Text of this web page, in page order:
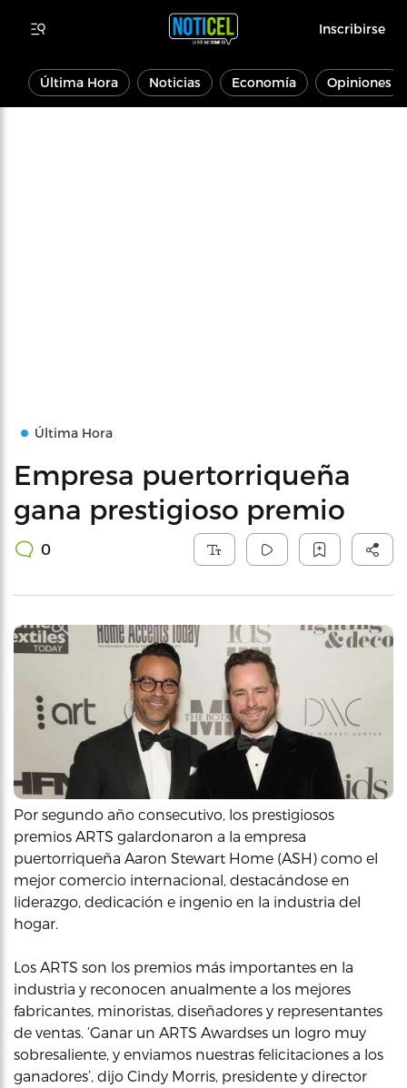
Inscribirse
Última Hora Noticias Economía Opiniones
Última Hora
Empresa puertorriqueña
gana prestigioso premio
0
Por segundo año consecutivo, los prestigiosos
premios ARTS galardonaron a la empresa
puertorriqueña Aaron Stewart Home (ASH) como el
mejor comercio internacional, destacándose en
liderazgo, dedicación e ingenio en la industria del
hogar.
Los ARTS son los premios más importantes en la
industria y reconocen anualmente a los mejores
fabricantes, minoristas, diseñadores y representantes
de ventas. ‘Ganar un ARTS Awardses un logro muy
sobresaliente, y enviamos nuestras felicitaciones a los
ganadores’, dijo Cindy Morris, presidente y director